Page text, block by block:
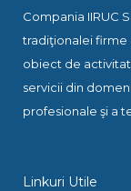
Compania IIRUC
tradiţionalei firme
obiect de
servicii din
profesionale şi a
Linkuri Utile